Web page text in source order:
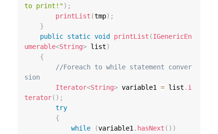
to print!") ;
printList (tmp) ;
}
public static void printList (IGenericEn
umerable<String> list)
{
//Foreach to while statement conver
sion
Iterator<String> variable1 = list . i
terator( ) ;
try
{
while
(variable1 . hasNext ( ) )